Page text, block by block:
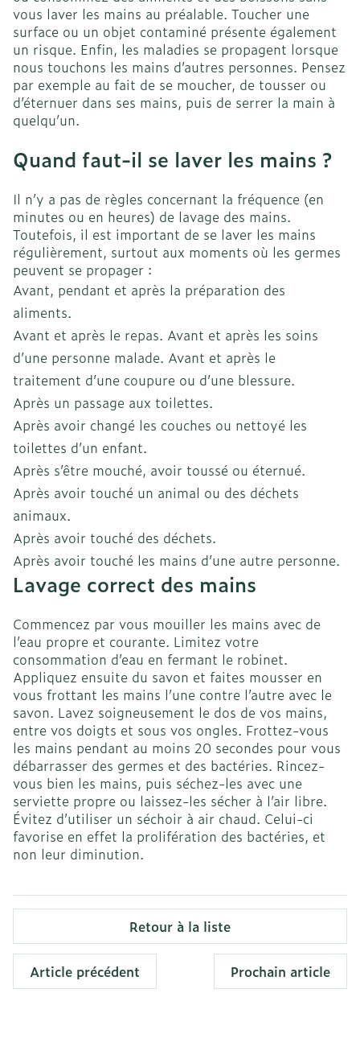
vous laver les mains au préalable. Toucher une
surface ou un objet contaminé présente également
un risque. Enfin, les maladies se propagent lorsque
nous touchons les mains d’autres personnes. Pensez
par exemple au fait de se moucher, de tousser ou
d’éternuer dans ses mains, puis de serrer la main à
quelqu’un.
Quand faut-il se laver les mains ?
Il n’y a pas de règles concernant la fréquence (en
minutes ou en heures) de lavage des mains.
Toutefois, il est important de se laver les mains
régulièrement, surtout aux moments où les germes
peuvent se propager :
Avant, pendant et après la préparation des
aliments.
Avant et après le repas. Avant et après les soins
d’une personne malade. Avant et après le
traitement d’une coupure ou d’une blessure.
Après un passage aux toilettes.
Après avoir changé les couches ou nettoyé les
toilettes d’un enfant.
Après s’être mouché, avoir toussé ou éternué.
Après avoir touché un animal ou des déchets
animaux.
Après avoir touché des déchets.
Après avoir touché les mains d’une autre personne.
Lavage correct des mains
Commencez par vous mouiller les mains avec de
l’eau propre et courante. Limitez votre
consommation d’eau en fermant le robinet.
Appliquez ensuite du savon et faites mousser en
vous frottant les mains l’une contre l’autre avec le
savon. Lavez soigneusement le dos de vos mains,
entre vos doigts et sous vos ongles. Frottez-vous
les mains pendant au moins 20 secondes pour vous
débarrasser des germes et des bactéries. Rincez-
vous bien les mains, puis séchez-les avec une
serviette propre ou laissez-les sécher à l’air libre.
Évitez d’utiliser un séchoir à air chaud. Celui-ci
favorise en effet la prolifération des bactéries, et
non leur diminution.
Retour à la liste
Article précédent Prochain article